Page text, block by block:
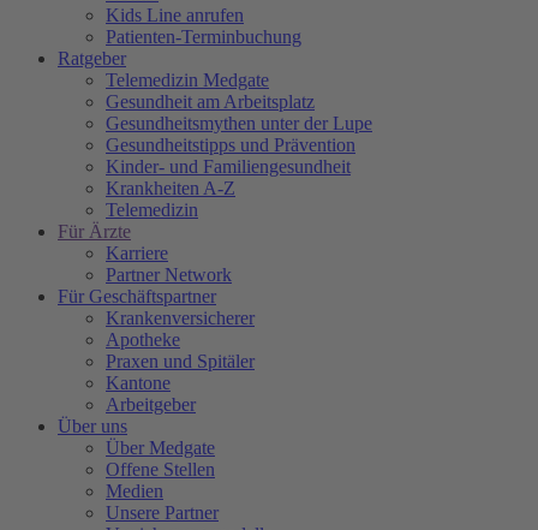
Kids Line anrufen
Patienten-Terminbuchung
Ratgeber
Telemedizin Medgate
Gesundheit am Arbeitsplatz
Gesundheitsmythen unter der Lupe
Gesundheitstipps und Prävention
Kinder- und Familiengesundheit
Krankheiten A-Z
Telemedizin
Für Ärzte
Karriere
Partner Network
Für Geschäftspartner
Krankenversicherer
Apotheke
Praxen und Spitäler
Kantone
Arbeitgeber
Über uns
Über Medgate
Offene Stellen
Medien
Unsere Partner